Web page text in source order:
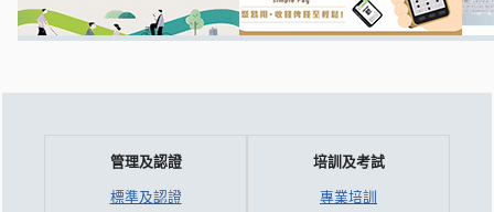
管理及認證
標準及認證
培訓及考試
專業培訓